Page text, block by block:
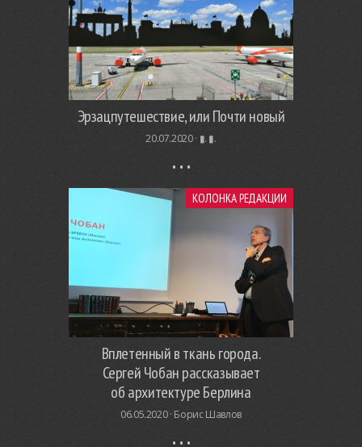
Эрзацпутешествие, или Почти новый
20.07.2020 · ▮. ▮.
КОЛОНКА РЕДАКЦИИ
Вплетенный в ткань города.
Сергей Чобан рассказывает
об архитектуре Берлина
06.05.2020 · Борис Шавлов